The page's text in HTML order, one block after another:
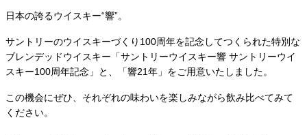
日本の誇るウイスキー“響”。
サントリーのウイスキーづくり100周年を記念してつくられた特別な
ブレンデッドウイスキー「サントリーウイスキー響 サントリーウイ
スキー100周年記念」と、「響21年」をご用意いたしました。
この機会にぜひ、それぞれの味わいを楽しみながら飲み比べてみて
ください。